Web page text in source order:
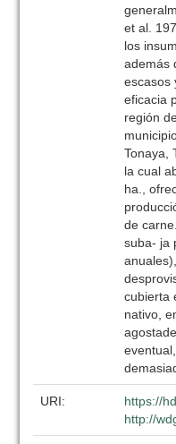
et al.
los
además
escasos
eficacia
región
Tonaya,
la cual
ha.,
de
suba- ja
cubierta
nativo,
URI:
https://
http://